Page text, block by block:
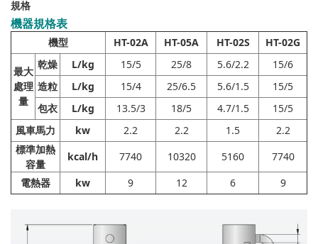
規格
機器規格表
機型 HT-02A HT-05A HT-02S HT-02G
最大
處理
量
乾燥 L/kg 15/5 25/8 5.6/2.2
15/6
造粒
L/kg 15/4 25/6.5 5.6/1.5
15/5
包衣
L/kg 13.5/3 18/5 4.7/1.5
15/5
風車馬力
kw 2.2 2.2 1.5
2.2
標準加熱
容量
kcal/h 7740 10320 5160
7740
電熱器
kw 9 12 6 9